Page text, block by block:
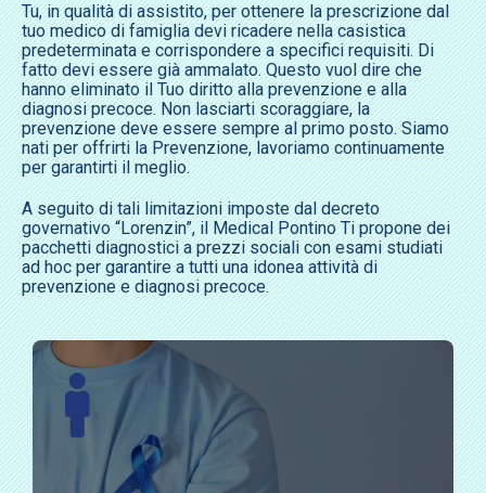
Tu, in qualità di assistito, per ottenere la prescrizione dal
tuo medico di famiglia devi ricadere nella casistica
predeterminata e corrispondere a specifici requisiti. Di
fatto devi essere già ammalato. Questo vuol dire che
hanno eliminato il Tuo diritto alla prevenzione e alla
diagnosi precoce. Non lasciarti scoraggiare, la
prevenzione deve essere sempre al primo posto. Siamo
nati per offrirti la Prevenzione, lavoriamo continuamente
per garantirti il meglio.
A seguito di tali limitazioni imposte dal decreto
governativo “Lorenzin”, il Medical Pontino Ti propone dei
pacchetti diagnostici a prezzi sociali con esami studiati
ad hoc per garantire a tutti una idonea attività di
prevenzione e diagnosi precoce.